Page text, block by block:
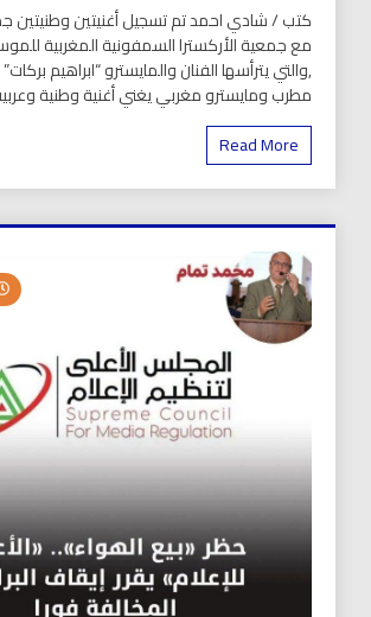
كتب / شادي احمد تم تسجيل أغنيتين وطنيتين
مع جمعية الأركسترا السمفونية المغربية
,والتي يترأسها الفنان والمايسترو “ابراهيم
مطرب ومايسترو مغربي يغني أغنية وطنية
Read More